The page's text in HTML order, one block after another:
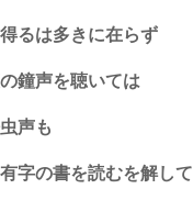
るは多きに在らず
鐘声を聴いては
声も
字の書を読むを解して